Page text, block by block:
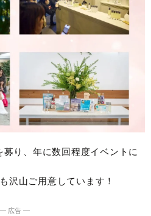
り、年に数回程度イベントに
沢山ご用意しています！
― 広告 ―